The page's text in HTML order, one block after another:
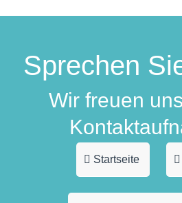
Sprechen
Wir freuen
Startseite